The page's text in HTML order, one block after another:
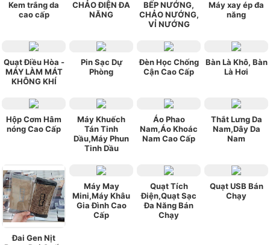
Kem trắng da
cao cấp
CHẢO ĐIỆN ĐA
NĂNG
BẾP NƯỚNG,
CHẢO NƯỚNG,
VỈ NƯỚNG
Máy xay ép đa
năng
Quạt Điều Hòa -
MÁY LÀM MÁT
KHÔNG KHÍ
Pin Sạc Dự
Phòng
Đèn Học Chống
Cận Cao Cấp
Bàn Là Khô, Bàn
Là Hơi
Hộp Cơm Hâm
nóng Cao Cấp
Máy Khuếch
Tán Tinh
Dầu,Máy Phun
Tinh Dầu
Áo Phao
Nam,Áo Khoác
Nam Cao Cấp
Thắt Lưng Da
Nam,Dây Da
Nam
Đai Gen Nịt
Máy May
Mini,Máy Khâu
Gia Đình Cao
Cấp
Quạt Tích
Điện,Quạt Sạc
Đa Năng Bán
Chạy
Quạt USB Bán
Chạy